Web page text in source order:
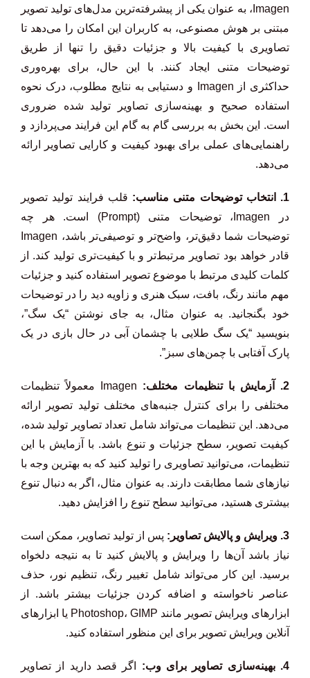
Imagen، به عنوان یکی از پیشرفته‌ترین مدل‌های تولید تصویر
مبتنی بر هوش مصنوعی، به کاربران این امکان را می‌دهد تا
تصاویری با کیفیت بالا و جزئیات دقیق را تنها از طریق
توضیحات متنی ایجاد کنند. با این حال، برای بهره‌وری
حداکثری از Imagen و دستیابی به نتایج مطلوب، درک نحوه
استفاده صحیح و بهینه‌سازی تصاویر تولید شده ضروری
است. این بخش به بررسی گام به گام این فرایند می‌پردازد و
راهنمایی‌های عملی برای بهبود کیفیت و کارایی تصاویر ارائه
می‌دهد.
1. انتخاب توضیحات متنی مناسب:
قلب فرایند تولید تصویر
در Imagen، توضیحات متنی (Prompt) است. هر چه
توضیحات شما دقیق‌تر، واضح‌تر و توصیفی‌تر باشد، Imagen
قادر خواهد بود تصاویر مرتبط‌تر و با کیفیت‌تری تولید کند. از
کلمات کلیدی مرتبط با موضوع تصویر استفاده کنید و جزئیات
مهم مانند رنگ، بافت، سبک هنری و زاویه دید را در توضیحات
خود بگنجانید. به عنوان مثال، به جای نوشتن “یک سگ”،
بنویسید “یک سگ طلایی با چشمان آبی در حال بازی در یک
پارک آفتابی با چمن‌های سبز”.
2. آزمایش با تنظیمات مختلف:
Imagen معمولاً تنظیمات
مختلفی را برای کنترل جنبه‌های مختلف تولید تصویر ارائه
می‌دهد. این تنظیمات می‌تواند شامل تعداد تصاویر تولید شده،
کیفیت تصویر، سطح جزئیات و تنوع باشد. با آزمایش با این
تنظیمات، می‌توانید تصاویری را تولید کنید که به بهترین وجه با
نیازهای شما مطابقت دارند. به عنوان مثال، اگر به دنبال تنوع
بیشتری هستید، می‌توانید سطح تنوع را افزایش دهید.
3. ویرایش و پالایش تصاویر:
پس از تولید تصاویر، ممکن است
نیاز باشد آن‌ها را ویرایش و پالایش کنید تا به نتیجه دلخواه
برسید. این کار می‌تواند شامل تغییر رنگ، تنظیم نور، حذف
عناصر ناخواسته و اضافه کردن جزئیات بیشتر باشد. از
ابزارهای ویرایش تصویر مانند Photoshop، GIMP یا ابزارهای
آنلاین ویرایش تصویر برای این منظور استفاده کنید.
4. بهینه‌سازی تصاویر برای وب:
اگر قصد دارید از تصاویر